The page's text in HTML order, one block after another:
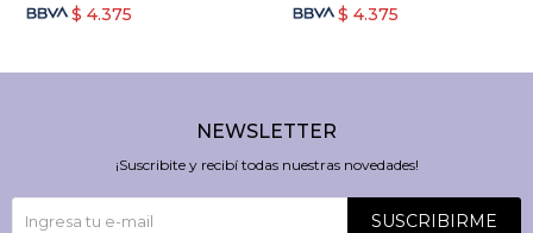
$ 4.375
$ 4.375
NEWSLETTER
¡Suscribite y recibí todas nuestras novedades!
SUSCRIBIRME